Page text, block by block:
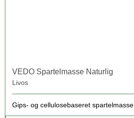
VEDO Spartelmasse Naturlig
Livos
Gips- og cellulosebaseret spartelmasse.